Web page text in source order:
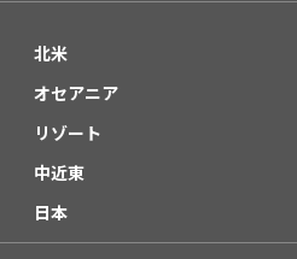
北米
オセアニア
リゾート
中近東
日本